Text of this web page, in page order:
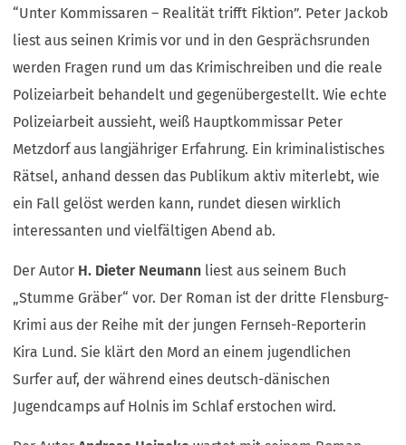
“Unter Kommissaren – Realität trifft Fiktion”. Peter Jackob
liest aus seinen Krimis vor und in den Gesprächsrunden
werden Fragen rund um das Krimischreiben und die reale
Polizeiarbeit behandelt und gegenübergestellt. Wie echte
Polizeiarbeit aussieht, weiß Hauptkommissar Peter
Metzdorf aus langjähriger Erfahrung. Ein kriminalistisches
Rätsel, anhand dessen das Publikum aktiv miterlebt, wie
ein Fall gelöst werden kann, rundet diesen wirklich
interessanten und vielfältigen Abend ab.
Der Autor H. Dieter Neumann liest aus seinem Buch
„Stumme Gräber“ vor. Der Roman ist der dritte Flensburg-
Krimi aus der Reihe mit der jungen Fernseh-Reporterin
Kira Lund. Sie klärt den Mord an einem jugendlichen
Surfer auf, der während eines deutsch-dänischen
Jugendcamps auf Holnis im Schlaf erstochen wird.